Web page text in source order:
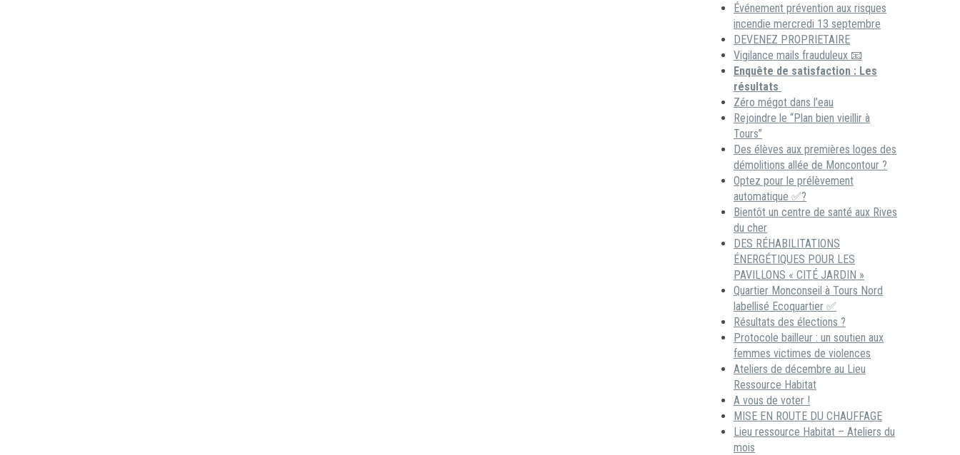
Événement prévention aux risques
incendie mercredi 13 septembre
DEVENEZ PROPRIETAIRE
Vigilance mails frauduleux 📧
Enquête de satisfaction : Les
résultats
Zéro mégot dans l’eau
Rejoindre le “Plan bien vieillir à
Tours”
Des élèves aux premières loges des
démolitions allée de Moncontour ?
Optez pour le prélèvement
automatique ✅?
Bientôt un centre de santé aux Rives
du cher
DES RÉHABILITATIONS
ÉNERGÉTIQUES POUR LES
PAVILLONS « CITÉ JARDIN »
Quartier Monconseil à Tours Nord
labellisé Ecoquartier ✅
Résultats des élections ?
Protocole bailleur : un soutien aux
femmes victimes de violences
Ateliers de décembre au Lieu
Ressource Habitat
A vous de voter !
MISE EN ROUTE DU CHAUFFAGE
Lieu ressource Habitat – Ateliers du
mois